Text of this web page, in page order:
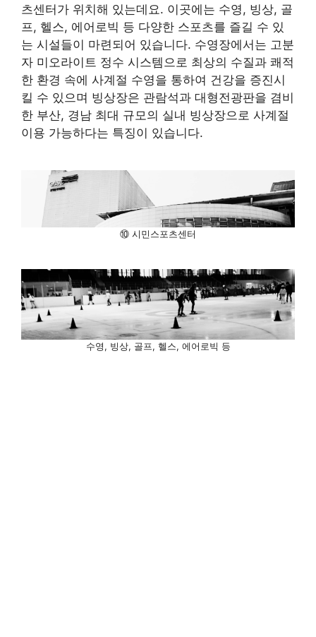
츠센터가 위치해 있는데요. 이곳에는 수영, 빙상, 골
프, 헬스, 에어로빅 등 다양한 스포츠를 즐길 수 있
는 시설들이 마련되어 있습니다. 수영장에서는 고분
자 미오라이트 정수 시스템으로 최상의 수질과 쾌적
한 환경 속에 사계절 수영을 통하여 건강을 증진시
킬 수 있으며 빙상장은 관람석과 대형전광판을 겸비
한 부산, 경남 최대 규모의 실내 빙상장으로 사계절
이용 가능하다는 특징이 있습니다.
⑩ 시민스포츠센터
수영, 빙상, 골프, 헬스, 에어로빅 등